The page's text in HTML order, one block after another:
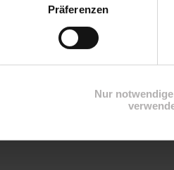
Präferenzen
Nur